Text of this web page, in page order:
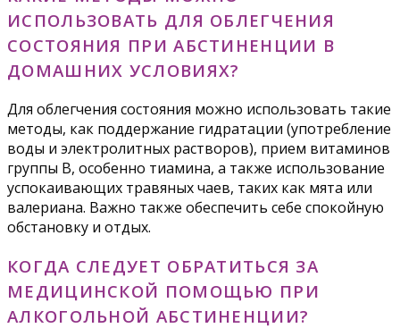
ИСПОЛЬЗОВАТЬ ДЛЯ ОБЛЕГЧЕНИЯ
СОСТОЯНИЯ ПРИ АБСТИНЕНЦИИ В
ДОМАШНИХ УСЛОВИЯХ?
Для облегчения состояния можно использовать такие
методы, как поддержание гидратации (употребление
воды и электролитных растворов), прием витаминов
группы B, особенно тиамина, а также использование
успокаивающих травяных чаев, таких как мята или
валериана. Важно также обеспечить себе спокойную
обстановку и отдых.
КОГДА СЛЕДУЕТ ОБРАТИТЬСЯ ЗА
МЕДИЦИНСКОЙ ПОМОЩЬЮ ПРИ
АЛКОГОЛЬНОЙ АБСТИНЕНЦИИ?